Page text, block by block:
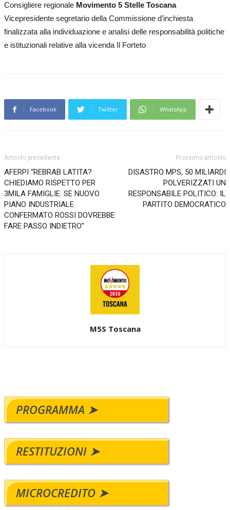
Consigliere regionale Movimento 5 Stelle Toscana​
Vicepresidente segretario della Commissione d’inchiesta
finalizzata alla individuazione e analisi delle responsabilità politiche
e istituzionali relative alla vicenda Il Forteto
Facebook Twitter WhatsApp
Articolo precedente
AFERPI “REBRAB LATITA?
CHIEDIAMO RISPETTO PER
3MILA FAMIGLIE. SE NUOVO
PIANO INDUSTRIALE
CONFERMATO ROSSI DOVREBBE
FARE PASSO INDIETRO”
Prossimo articolo
DISASTRO MPS, 50 MILIARDI
POLVERIZZATI UN
RESPONSABILE POLITICO: IL
PARTITO DEMOCRATICO
M5S Toscana
PROGRAMMA ➤
RESTITUZIONI ➤
MICROCREDITO ➤